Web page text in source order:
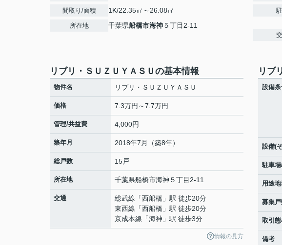
間取り/面積 1K/22.35㎡～26.08㎡
所在地 千葉県船橋市海神５丁目2-11
リブリ・ＳＵＺＵＹＡＳＵの基本情報
物件名 リブリ・ＳＵＺＵＹＡＳＵ
価格 7.3万円～7.7万円
管理/共益費 4,000円
築年月 2018年7月（築8年）
総戸数 15戸
所在地 千葉県船橋市海神 ５丁目2-11
交通 総武線 「西船橋 」駅 徒歩20分
東西線 「西船橋 」駅 徒歩20分
京成本線 「海神 」駅 徒歩3分
情報の見方
リブ
設備
設備(
駐車
用途
募集
取引
備考